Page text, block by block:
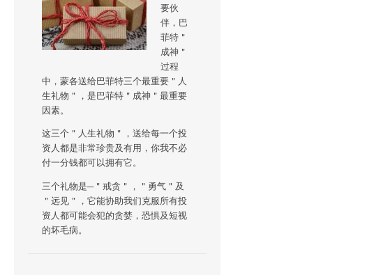
要伙
伴，巴
菲特＂
成神＂
过程
中，蒙各送给巴菲特三个最重要＂人
生礼物＂，是巴菲特＂成神＂最重要
因素。
这三个＂人生礼物＂，送给每一个投
资人都是非常珍贵及有用，你我不必
付一分钱都可以拥有它。
三个礼物是─＂戒贪＂，＂勇气＂及
＂远见＂，它能协助我们克服所有投
资人都可能会犯的贪婪，恐惧及短视
的坏毛病。